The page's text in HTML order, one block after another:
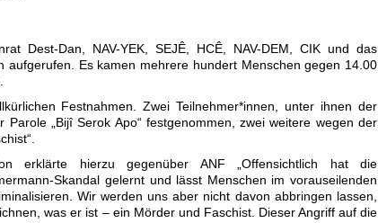
Dest-Dan, NAV-YEK, SEJÊ, HCÊ, NAV-DEM, CIK und das
aufgerufen. Es kamen mehrere hundert Menschen gegen 14.00
Festnahmen. Zwei Teilnehmer*innen, unter ihnen der
„Bijî Serok Apo“ festgenommen, zwei weitere wegen der
erklärte hierzu gegenüber ANF „Offensichtlich hat die
Skandal gelernt und lässt Menschen im vorauseilenden
Wir werden uns aber nicht davon abbringen lassen,
was er ist – ein Mörder und Faschist. Dieser Angriff auf die